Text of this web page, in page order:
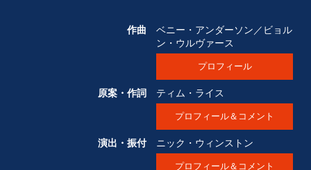
作曲
ベニー・アンダーソン／ビョル
ン・ウルヴァース
プロフィール
原案・作詞 ティム・ライス
プロフィール＆コメント
演出・振付 ニック・ウィンストン
プロフィール＆コメント